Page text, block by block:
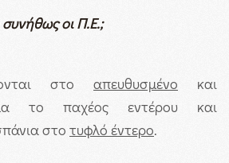
οι Π.Ε.;
στο απευθυσμένο και
το παχέος εντέρου και
στο τυφλό έντερο.